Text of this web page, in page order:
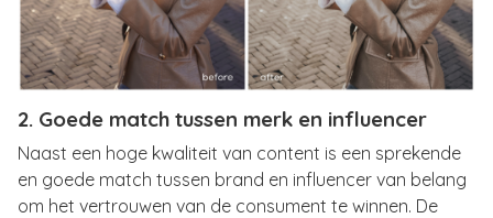
2. Goede match tussen merk en influencer
Naast een hoge kwaliteit van content is een sprekende
en goede match tussen brand en influencer van belang
om het vertrouwen van de consument te winnen. De